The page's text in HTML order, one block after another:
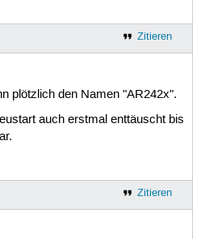
Zitieren
plötzlich den Namen "AR242x".
auch erstmal enttäuscht bis
Zitieren